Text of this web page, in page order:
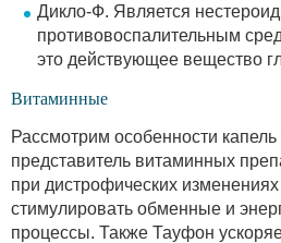
Дикло-Ф. Является
противовоспалительным
это действующее вещество
Витаминные
Рассмотрим особенности
представитель витаминных
при дистрофических
стимулировать обменные и
процессы. Также Тауфон